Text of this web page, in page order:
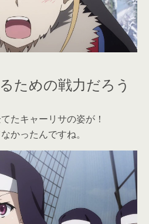
ための戦力だろう
たキャーリサの姿が！
かったんですね。